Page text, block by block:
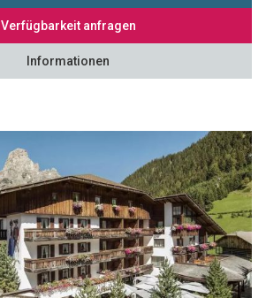
Verfügbarkeit anfragen
Informationen